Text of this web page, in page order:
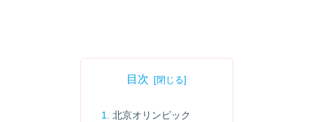
目次
北京オリンピック